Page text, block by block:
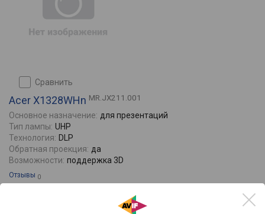
сравнить
Acer X1328WHn MR.JX211.001
Основное назначение: для презентаций
Тип лампы: UHP
Технология: DLP
Обратная проекция: да
Возможности: поддержка 3D
Отзывы 0